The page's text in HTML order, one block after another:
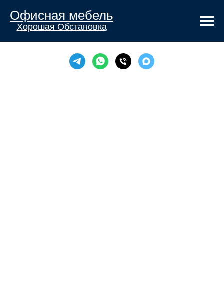
Офисная мебель
Хорошая Обстановка